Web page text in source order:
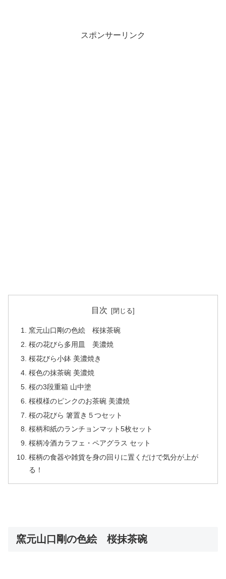
スポンサーリンク
目次
窯元山口剛の色絵 桜抹茶碗
桜の花びら多用皿 美濃焼
桜花びら小鉢 美濃焼き
桜色の抹茶碗 美濃焼
桜の3段重箱 山中塗
桜模様のピンクのお茶碗 美濃焼
桜の花びら 箸置き５つセット
桜柄和紙のランチョンマット5枚セット
桜柄冷酒カラフェ・ペアグラス セット
桜柄の食器や雑貨を身の回りに置くだけで気分が上が
る！
窯元山口剛の色絵 桜抹茶碗